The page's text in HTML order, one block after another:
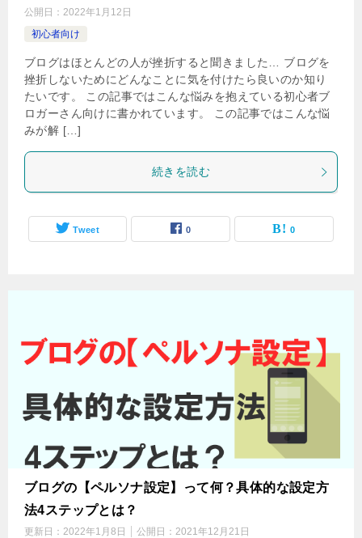
公開日： 2022年1月12日
初心者向け
ブログはほとんどの人が挫折すると聞きました… ブログを
挫折しないためにどんなことに気を付けたら良いのか知り
たいです。 この記事ではこんな悩みを抱えている初心者ブ
ロガーさん向けに書かれています。 この記事ではこんな悩
みが解 […]
続きを読む
Tweet 0 0
ブログの【ペルソナ設定】って何？具体的な設定方
法4ステップとは？
更新日： 2022年1月8日 公開日： 2021年12月21日